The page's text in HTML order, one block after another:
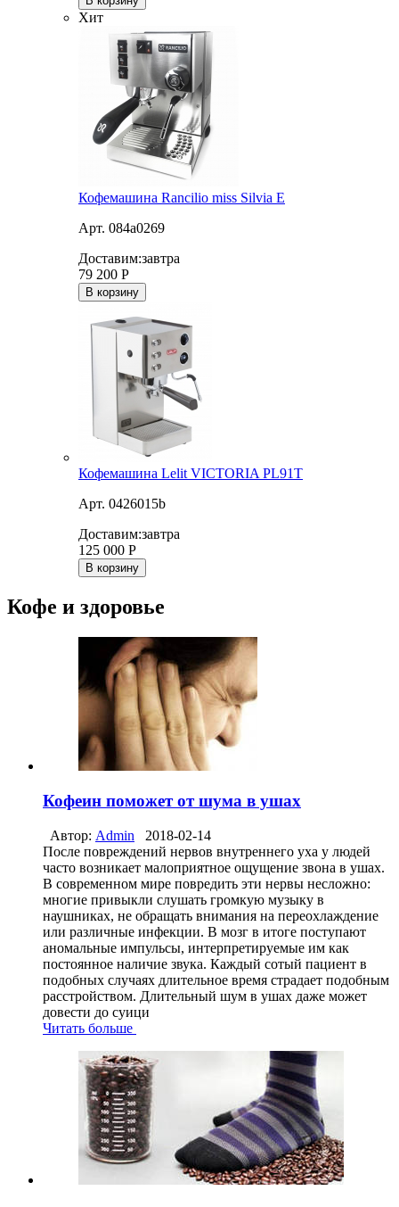
Хит
Кофемашина Rancilio miss Silvia E
Арт. 084a0269
Доставим:завтра
79 200 Р
В корзину
Кофемашина Lelit VICTORIA PL91T
Арт. 0426015b
Доставим:завтра
125 000 Р
В корзину
Кофе и здоровье
Кофеин поможет от шума в ушах
Автор: Admin
2018-02-14
После повреждений нервов внутреннего уха у людей
часто возникает малоприятное ощущение звона в ушах.
В современном мире повредить эти нервы несложно:
многие привыкли слушать громкую музыку в
наушниках, не обращать внимания на переохлаждение
или различные инфекции. В мозг в итоге поступают
аномальные импульсы, интерпретируемые им как
постоянное наличие звука. Каждый сотый пациент в
подобных случаях длительное время страдает подобным
расстройством. Длительный шум в ушах даже может
довести до суици
Читать больше